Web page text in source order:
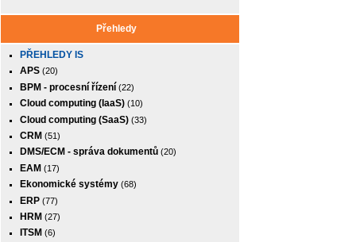
Přehledy
PŘEHLEDY IS
APS (20)
BPM - procesní řízení (22)
Cloud computing (IaaS) (10)
Cloud computing (SaaS) (33)
CRM (51)
DMS/ECM - správa dokumentů (20)
EAM (17)
Ekonomické systémy (68)
ERP (77)
HRM (27)
ITSM (6)